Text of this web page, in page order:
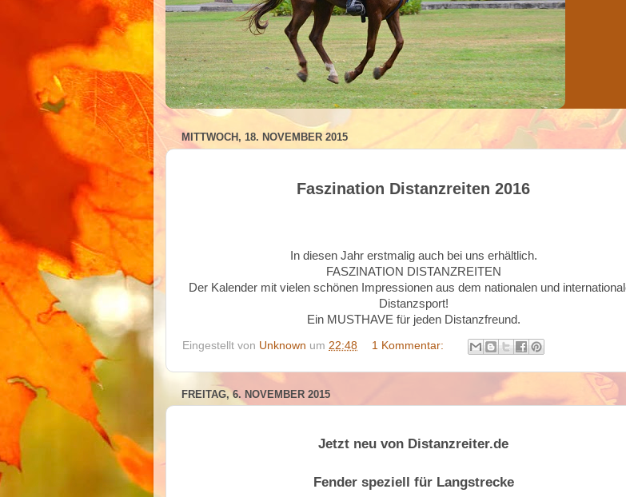
MITTWOCH, 18. NOVEMBER 2015
Faszination Distanzreiten 2016
In diesen Jahr erstmalig auch bei uns erhältlich.
FASZINATION DISTANZREITEN
Der Kalender mit vielen schönen Impressionen aus dem nationalen und
Distanzsport!
Ein MUSTHAVE für jeden Distanzfreund.
Eingestellt von Unknown um 22:48 1 Kommentar:
FREITAG, 6. NOVEMBER 2015
Jetzt neu von Distanzreiter.de
Fender speziell für Langstrecke